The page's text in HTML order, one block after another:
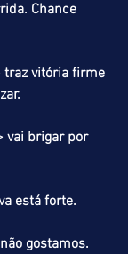
Chance
traz vitória firme
vai brigar por
está forte.
gostamos.